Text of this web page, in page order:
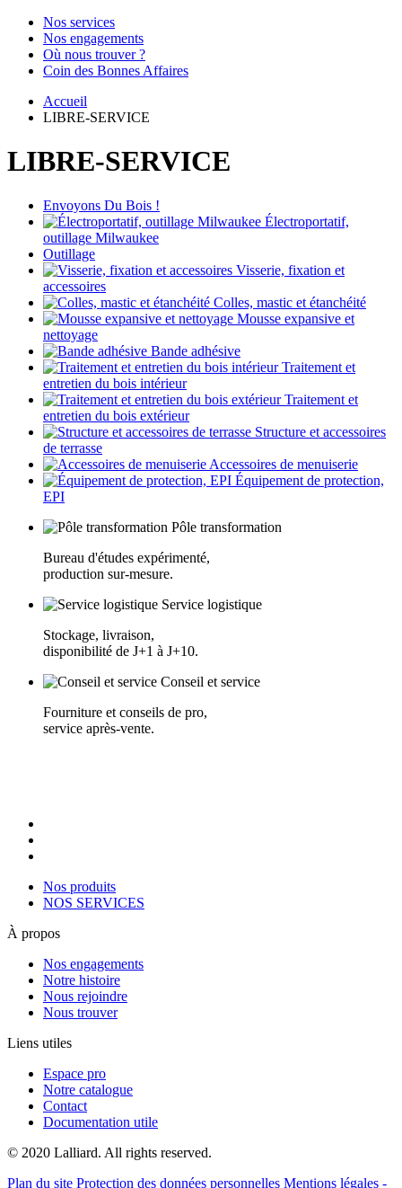
Nos services
Nos engagements
Où nous trouver ?
Coin des Bonnes Affaires
Accueil
LIBRE-SERVICE
LIBRE-SERVICE
Envoyons Du Bois !
Électroportatif,
outillage Milwaukee
Outillage
Visserie, fixation et
accessoires
Colles, mastic et étanchéité
Mousse expansive et
nettoyage
Bande adhésive
Traitement et
entretien du bois intérieur
Traitement et
entretien du bois extérieur
Structure et accessoires
de terrasse
Accessoires de menuiserie
Équipement de protection,
EPI
Pôle transformation
Bureau d'études expérimenté,
production sur-mesure.
Service logistique
Stockage, livraison,
disponibilité de J+1 à J+10.
Conseil et service
Fourniture et conseils de pro,
service après-vente.
Nos produits
NOS SERVICES
À propos
Nos engagements
Notre histoire
Nous rejoindre
Nous trouver
Liens utiles
Espace pro
Notre catalogue
Contact
Documentation utile
© 2020 Lalliard. All rights reserved.
Plan du site Protection des données personnelles Mentions légales -